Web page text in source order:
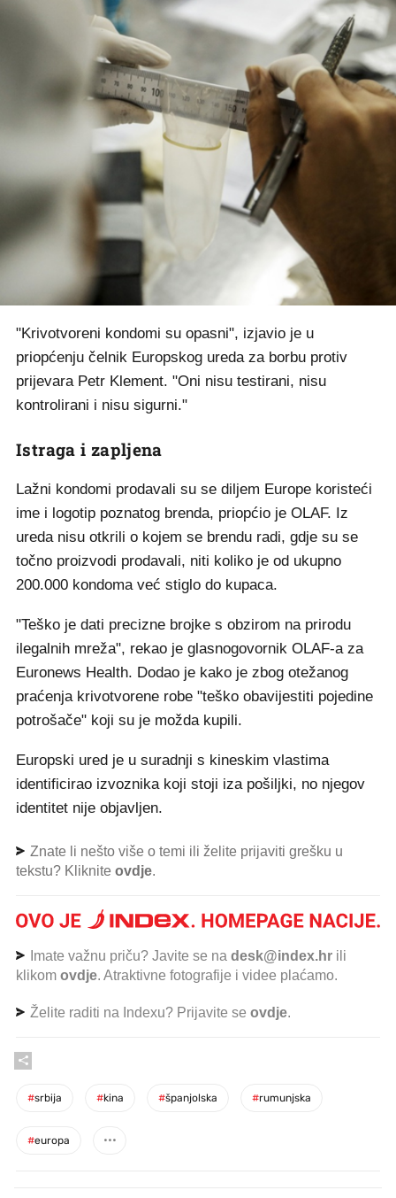
"Krivotvoreni kondomi su opasni", izjavio je u
priopćenju čelnik Europskog ureda za borbu protiv
prijevara Petr Klement. "Oni nisu testirani, nisu
kontrolirani i nisu sigurni."
Istraga i zapljena
Lažni kondomi prodavali su se diljem Europe koristeći
ime i logotip poznatog brenda, priopćio je OLAF. Iz
ureda nisu otkrili o kojem se brendu radi, gdje su se
točno proizvodi prodavali, niti koliko je od ukupno
200.000 kondoma već stiglo do kupaca.
"Teško je dati precizne brojke s obzirom na prirodu
ilegalnih mreža", rekao je glasnogovornik OLAF-a za
Euronews Health. Dodao je kako je zbog otežanog
praćenja krivotvorene robe "teško obavijestiti pojedine
potrošače" koji su je možda kupili.
Europski ured je u suradnji s kineskim vlastima
identificirao izvoznika koji stoji iza pošiljki, no njegov
identitet nije objavljen.
Znate li nešto više o temi ili želite prijaviti grešku u
tekstu? Kliknite ovdje.
Imate važnu priču? Javite se na desk@index.hr ili
klikom ovdje. Atraktivne fotografije i videe plaćamo.
Želite raditi na Indexu? Prijavite se ovdje.
#srbija #kina #španjolska #rumunjska
#europa